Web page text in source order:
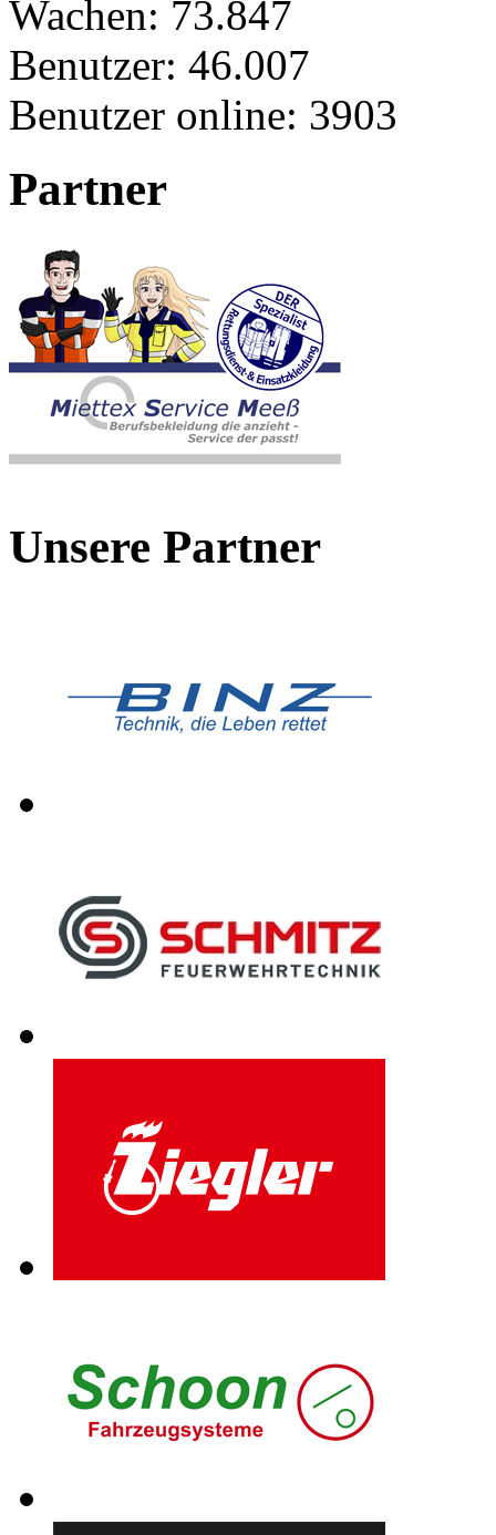
Wachen: 73.847
Benutzer: 46.007
Benutzer online: 3903
Partner
Unsere Partner